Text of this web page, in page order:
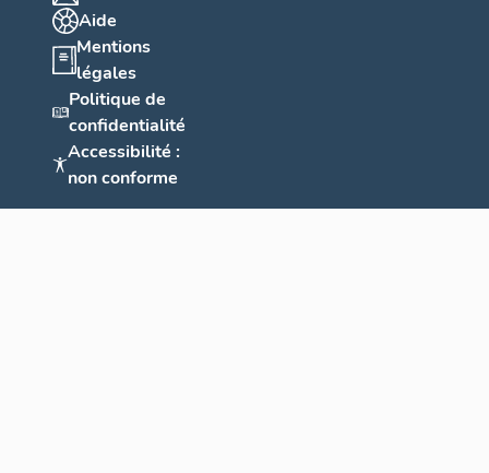
Aide
Mentions
légales
Politique de
confidentialité
Accessibilité :
non conforme